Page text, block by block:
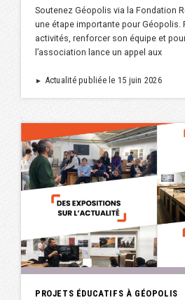
Soutenez Géopolis via la Fondation
une étape importante pour Géopolis.
activités, renforcer son équipe et
l’association lance un appel aux
► Actualité publiée le 15 juin 2026
PROJETS ÉDUCATIFS À GÉOPOLIS